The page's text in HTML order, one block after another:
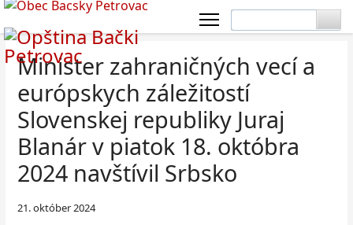
Minister zahraničných vecí a
európskych záležitostí
Slovenskej republiky Juraj
Blanár v piatok 18. októbra
2024 navštívil Srbsko
21. október 2024